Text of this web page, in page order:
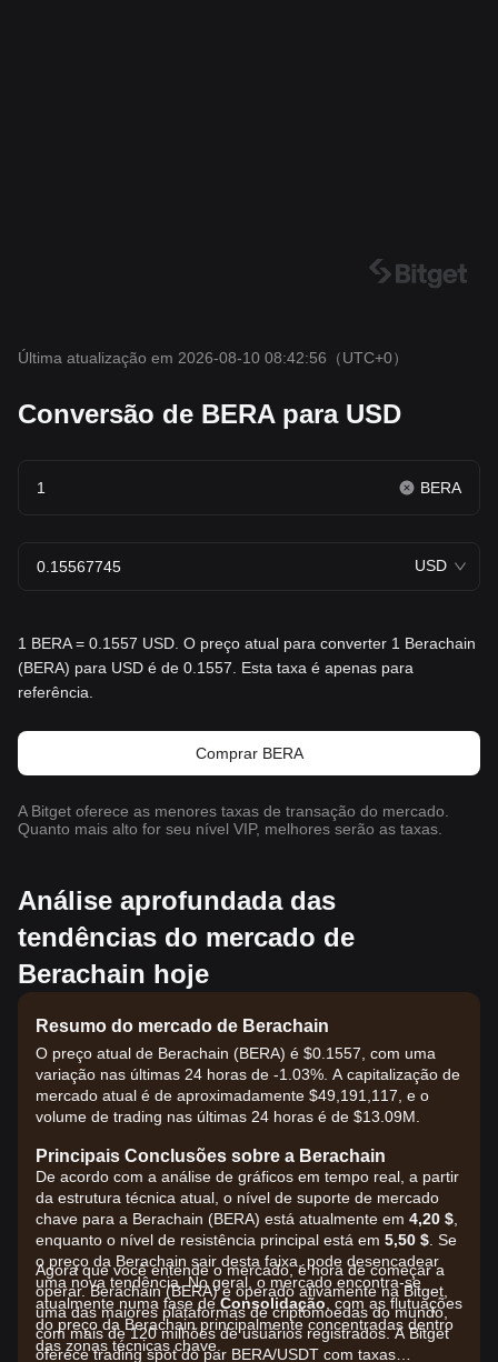
Última atualização em 2026-08-10 08:42:56 （UTC+0）
Conversão de BERA para USD
BERA
USD
1 BERA = 0.1557 USD. O preço atual para converter 1 Berachain
(BERA) para USD é de 0.1557. Esta taxa é apenas para
referência.
Comprar BERA
A Bitget oferece as menores taxas de transação do mercado.
Quanto mais alto for seu nível VIP, melhores serão as taxas.
Análise aprofundada das
tendências do mercado de
Berachain hoje
Resumo do mercado de Berachain
O preço atual de Berachain (BERA) é $0.1557, com uma
variação nas últimas 24 horas de -1.03%. A capitalização de
mercado atual é de aproximadamente $49,191,117, e o
volume de trading nas últimas 24 horas é de $13.09M.
Principais Conclusões sobre a Berachain
De acordo com a análise de gráficos em tempo real, a partir
da estrutura técnica atual, o nível de suporte de mercado
chave para a Berachain (BERA) está atualmente em 4,20 $
enquanto o nível de resistência principal está em 5,50 $ . Se
o preço da Berachain sair desta faixa, pode desencadear
uma nova tendência. No geral, o mercado encontra-se
atualmente numa fase de Consolidação , com as flutuações
do preço da Berachain principalmente concentradas dentro
das zonas técnicas chave.
Agora que você entende o mercado, é hora de começar a
operar. Berachain (BERA) é operado ativamente na Bitget,
uma das maiores plataformas de criptomoedas do mundo,
com mais de 120 milhões de usuários registrados. A Bitget
oferece trading spot do par BERA/USDT com taxas